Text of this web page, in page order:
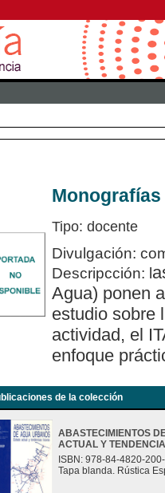
Tipo: docente
Divulgación:
Descripcción: l
Agua) ponen
estudio sobre
actividad, el
enfoque
de la colección
ABASTECIMIENTOS
ACTUAL Y
ISBN: 978-84-4820-
Tapa blanda. Rústica